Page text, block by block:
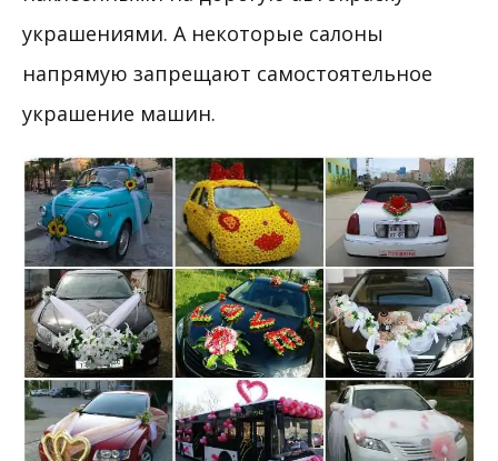
украшениями. А некоторые салоны
напрямую запрещают самостоятельное
украшение машин.